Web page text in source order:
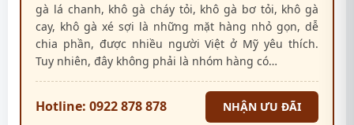
gà lá chanh, khô gà cháy tỏi, khô gà bơ tỏi, khô gà
cay, khô gà xé sợi là những mặt hàng nhỏ gọn, dễ
chia phần, được nhiều người Việt ở Mỹ yêu thích.
Tuy nhiên, đây không phải là nhóm hàng có…
Hotline: 0922 878 878 NHẬN ƯU ĐÃI